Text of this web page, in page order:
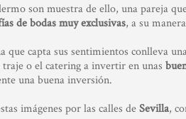
son muestra de ello, una pareja
de bodas muy exclusivas, a su
que capta sus sentimientos conlleva
o el catering a invertir en unas
una buena inversión.
imágenes por las calles deSevilla,